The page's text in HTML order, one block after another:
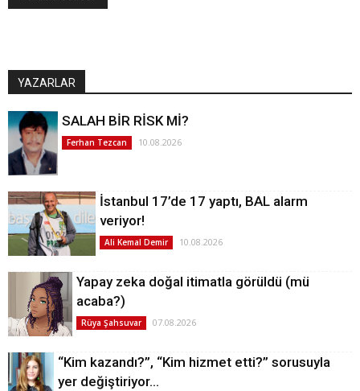
YAZARLAR
SALAH BİR RİSK Mİ?
Ferhan Tezcan 10.08.2026
İstanbul 17’de 17 yaptı, BAL alarm
veriyor!
Ali Kemal Demir 10.08.2026
Yapay zeka doğal itimatla görüldü (mü
acaba?)
Rüya Şahsuvar 07.08.2026
“Kim kazandı?”, “Kim hizmet etti?” sorusuyla
yer değiştiriyor…